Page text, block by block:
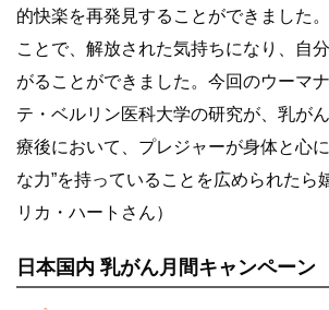
的快楽を再発見することができました
ことで、解放された気持ちになり、自
がることができました。今回のウーマ
テ・ベルリン医科大学の研究が、乳が
療後において、プレジャーが身体と心
な力”を持っていることを広められたら
リカ・ハートさん）
日本国内 乳がん月間キャンペーン